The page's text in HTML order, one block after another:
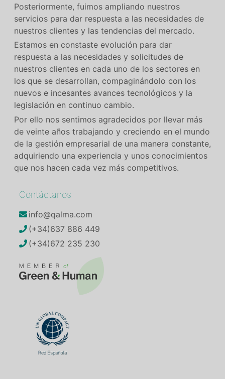
Posteriormente, fuimos ampliando nuestros
servicios para dar respuesta a las necesidades de
nuestros clientes y las tendencias del mercado.
Estamos en constaste evolución para dar
respuesta a las necesidades y solicitudes de
nuestros clientes en cada uno de los sectores en
los que se desarrollan, compaginándolo con los
nuevos e incesantes avances tecnológicos y la
legislación en continuo cambio.
Por ello nos sentimos agradecidos por llevar más
de veinte años trabajando y creciendo en el mundo
de la gestión empresarial de una manera constante,
adquiriendo una experiencia y unos conocimientos
que nos hacen cada vez más competitivos.
Contáctanos
info@qalma.com
(+34)637 886 449
(+34)672 235 230